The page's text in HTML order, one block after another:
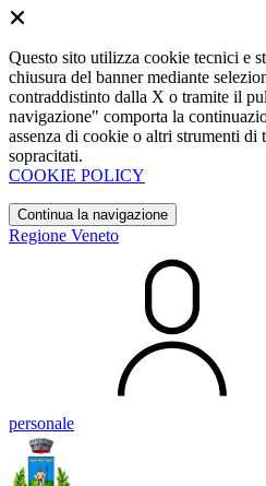
Questo sito utilizza cookie tecnici e
chiusura del banner mediante
contraddistinto dalla X o tramite il
navigazione" comporta la
assenza di cookie o altri strumenti di
sopracitati.
COOKIE POLICY
Continua la navigazione
Regione Veneto
personale